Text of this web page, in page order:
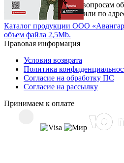
По интересующим вас вопросам
компании по телефону или по
Каталог продукции ООО
объем файла 2,5Mb.
Правовая информация
Условия возврата
Политика
Согласие на обработку ПС
Согласие на рассылку
Принимаем к оплате